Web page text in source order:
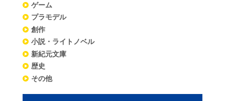
ゲーム
プラモデル
創作
小説・ライトノベル
新紀元文庫
歴史
その他